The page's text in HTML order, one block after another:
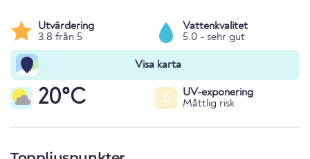
Utvärdering
3.8 från 5
Vattenkvalitet
5.0 - sehr gut
Visa karta
20°C 6
UV-exponering
Måttlig risk